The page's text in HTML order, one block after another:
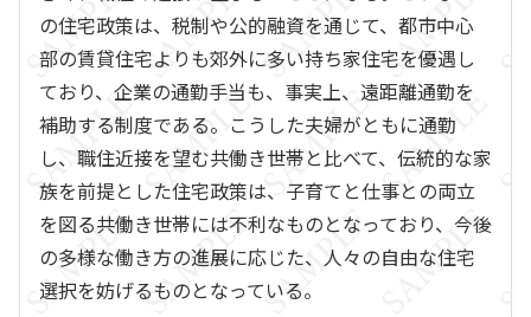
の住宅政策は、税制や公的融資を通じて、都市中心
部の賃貸住宅よりも郊外に多い持ち家住宅を優遇し
ており、企業の通勤手当も、事実上、遠距離通勤を
補助する制度である。こうした夫婦がともに通勤
し、職住近接を望む共働き世帯と比べて、伝統的な家
族を前提とした住宅政策は、子育てと仕事との両立
を図る共働き世帯には不利なものとなっており、今後
の多様な働き方の進展に応じた、人々の自由な住宅
選択を妨げるものとなっている。